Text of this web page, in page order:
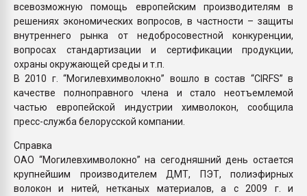
всевозможную помощь европейским производителям в
решениях экономических вопросов, в частности – защиты
внутреннего рынка от недобросовестной конкуренции,
вопросах стандартизации и сертификации продукции,
охраны окружающей среды и т.п.
В 2010 г. “Могилевхимволокно” вошло в состав “CIRFS” в
качестве полноправного члена и стало неотъемлемой
частью европейской индустрии химволокон, сообщила
пресс-служба белорусской компании.
Справка
ОАО “Могилевхимволокно” на сегодняшний день остается
крупнейшим производителем ДМТ, ПЭТ, полиэфирных
волокон и нитей, нетканых материалов, а с 2009 г. и